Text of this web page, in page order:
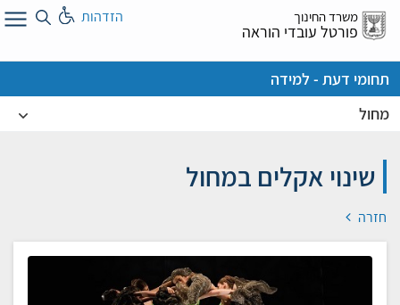
דלג
אל
משרד החינוך
פורטל עובדי הוראה
הזדהות
תחומי דעת - למידה
מחול
שינוי אקלים במחול
חזרה